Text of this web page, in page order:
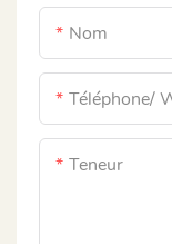
Nom
Téléphone/
Teneur